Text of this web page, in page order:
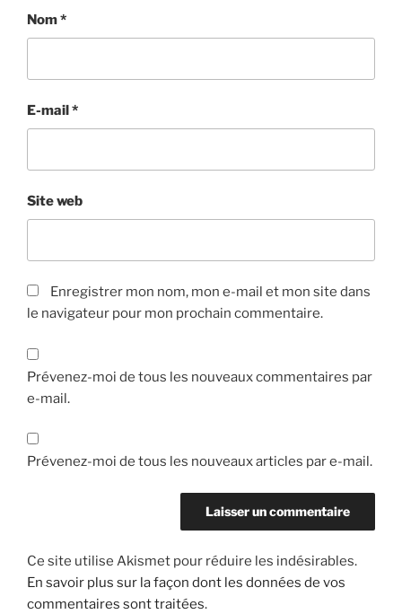
Nom*
E-mail*
Site web
Enregistrer mon nom, mon e-mail et mon site dans
le navigateur pour mon prochain commentaire.
Prévenez-moi de tous les nouveaux commentaires par
e-mail.
Prévenez-moi de tous les nouveaux articles par e-mail.
Ce site utilise Akismet pour réduire les indésirables.
En savoir plus sur la façon dont les données de vos
commentaires sont traitées.